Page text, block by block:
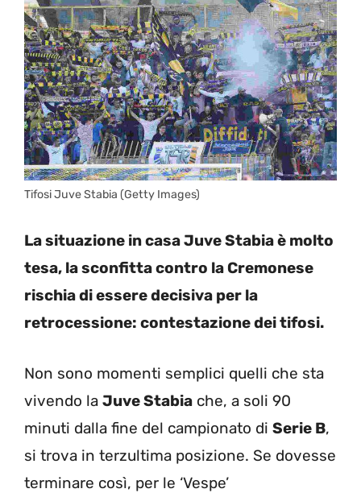
Tifosi Juve Stabia (Getty Images)
La situazione in casa Juve Stabia è molto
tesa, la sconfitta contro la Cremonese
rischia di essere decisiva per la
retrocessione: contestazione dei tifosi.
Non sono momenti semplici quelli che sta
vivendo la Juve Stabia che, a soli 90
minuti dalla fine del campionato di Serie B,
si trova in terzultima posizione. Se dovesse
terminare così, per le ‘Vespe’